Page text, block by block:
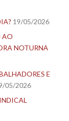
19/05/2026
AO
NOTURNA
E
05/2026